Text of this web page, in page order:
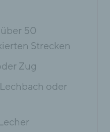
50
Strecken
Zug
oder